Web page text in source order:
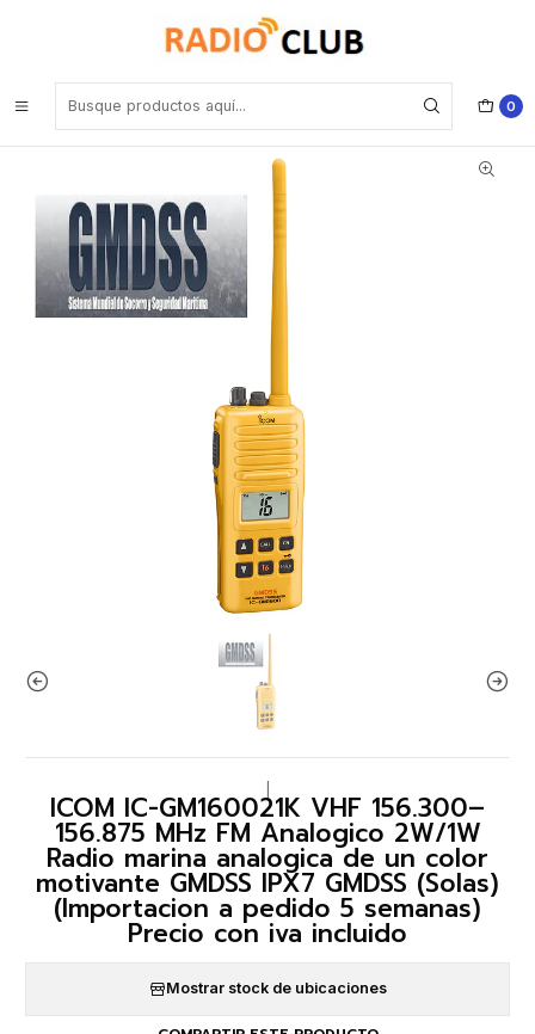
0
ICOM IC-GM160021K VHF 156.300–156.875 MHz FM Analogico
2W/1W Radio marina analogica de un color motivante GMDSS IPX7
ICOM IC-GM160021K VHF 156.300–
156.875 MHz FM Analogico 2W/1W
Radio marina analogica de un color
motivante GMDSS IPX7 GMDSS (Solas)
(Importacion a pedido 5 semanas)
Precio con iva incluido
Mostrar stock de ubicaciones